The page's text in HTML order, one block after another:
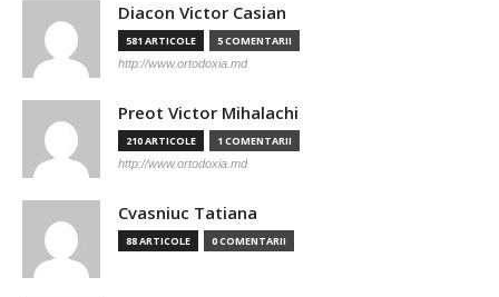
Diacon Victor Casian
581 ARTICOLE 5 COMENTARII
http://www.ortodoxia.md
Preot Victor Mihalachi
210 ARTICOLE 1 COMENTARII
http://www.ortodoxia.md
Cvasniuc Tatiana
88 ARTICOLE 0 COMENTARII